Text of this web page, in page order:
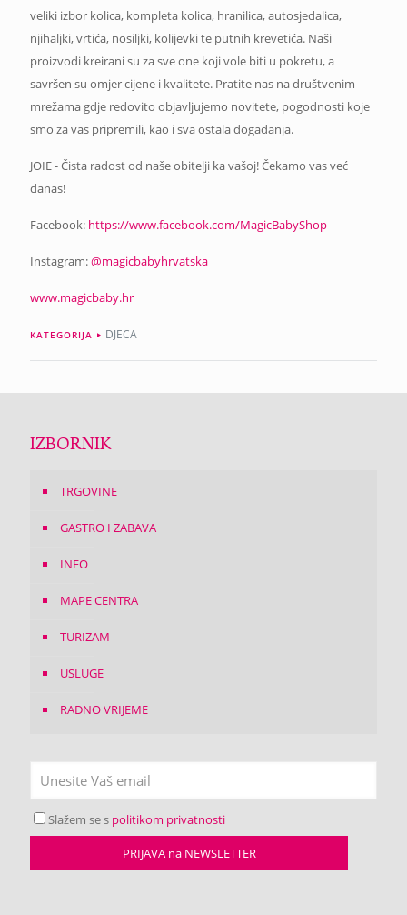
veliki izbor kolica, kompleta kolica, hranilica, autosjedalica,
njihaljki, vrtića, nosiljki, kolijevki te putnih krevetića. Naši
proizvodi kreirani su za sve one koji vole biti u pokretu, a
savršen su omjer cijene i kvalitete. Pratite nas na društvenim
mrežama gdje redovito objavljujemo novitete, pogodnosti koje
smo za vas pripremili, kao i sva ostala događanja.
JOIE - Čista radost od naše obitelji ka vašoj! Čekamo vas već
danas!
Facebook: https://www.facebook.com/MagicBabyShop
Instagram:@magicbabyhrvatska
www.magicbaby.hr
KATEGORIJA DJECA
IZBORNIK
TRGOVINE
GASTRO I ZABAVA
INFO
MAPE CENTRA
TURIZAM
USLUGE
RADNO VRIJEME
Slažem se s politikom privatnosti